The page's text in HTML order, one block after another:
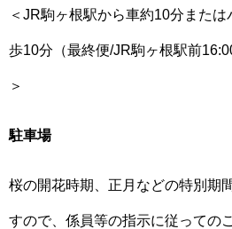
＜JR駒ヶ根駅から車約10分また
歩10分（最終便/JR駒ヶ根駅前
＞
駐車場
桜の開花時期、正月などの特別期
すので、係員等の指示に従っての